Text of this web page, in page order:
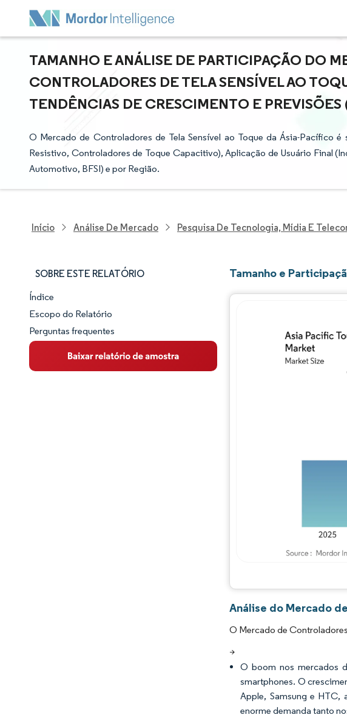
TAMANHO E ANÁLISE DE PARTICIPAÇÃO DO
CONTROLADORES DE TELA SENSÍVEL AO
TENDÊNCIAS DE CRESCIMENTO E PREVISÕES
O Mercado de Controladores de Tela Sensível ao Toque da Ásia-Pacífico
Resistivo, Controladores de Toque Capacitivo), Aplicação de Usuário Final
Automotivo, BFSI) e por Região.
Início Análise De Mercado Pesquisa De Tecnologia, Mídia E
SOBRE ESTE RELATÓRIO
Panorama do Mercado
Visão Geral do Mercado
Principais Tendências de Mercado
Índice
Escopo do Relatório
Perguntas frequentes
Tamanho e
Análise do Mercado
O Mercado de
>
O boom nos mercados
smartphones. O
Apple, Samsung e HTC,
enorme demanda tanto